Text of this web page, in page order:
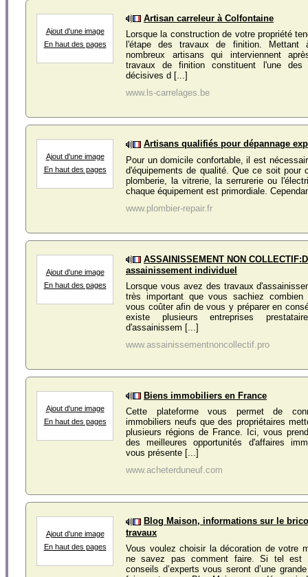
Ajout d'une image
En haut des pages
Artisan carreleur à Colfontaine
Lorsque la construction de votre propriété
l'étape des travaux de finition. Mettant
nombreux artisans qui interviennent
travaux de finition constituent l'une
décisives d [...]
www.ls-carrelages.be
Ajout d'une image
En haut des pages
Artisans qualifiés pour dépannage
Pour un domicile confortable, il est
d'équipements de qualité. Que ce soit pour
plomberie, la vitrerie, la serrurerie ou
chaque équipement est primordiale.
www.plombier-repair.fr
Ajout d'une image
En haut des pages
ASSAINISSEMENT NON
assainissement individuel
Lorsque vous avez des travaux
très important que vous sachiez
vous coûter afin de vous y préparer en
existe plusieurs entreprises
d'assainissem [...]
www.assainissementnoncollectif.pro
Ajout d'une image
En haut des pages
Biens immobiliers en France
Cette plateforme vous permet de
immobiliers neufs que des propriétaires
plusieurs régions de France. Ici, vous
des meilleures opportunités d'affaires
vous présente [...]
www.acheterduneuf.com
Ajout d'une image
En haut des pages
Blog Maison, informations sur le
travaux
Vous voulez choisir la décoration de votre
ne savez pas comment faire. Si tel est
conseils d’experts vous seront d’une